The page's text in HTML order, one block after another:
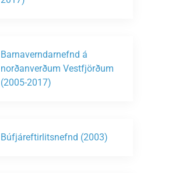
Barnaverndarnefnd á
norðanverðum Vestfjörðum
(2005-2017)
Búfjáreftirlitsnefnd (2003)